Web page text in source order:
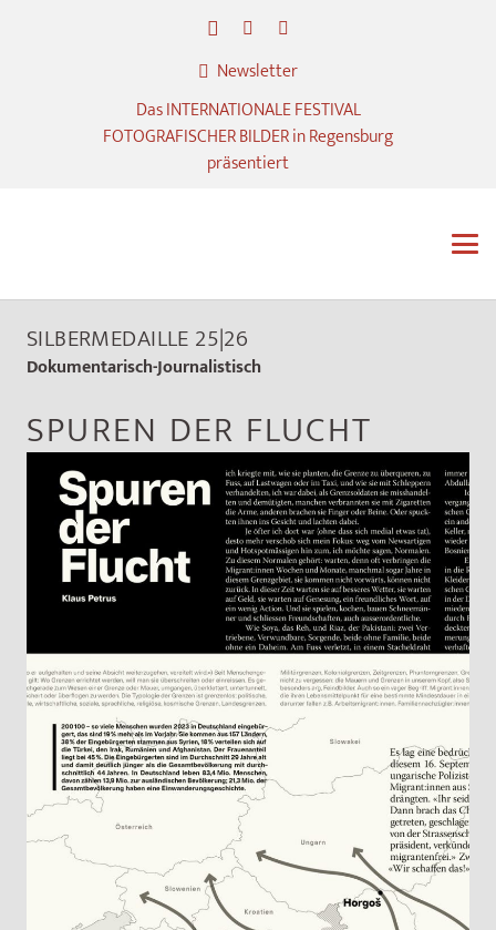
Newsletter
Das INTERNATIONALE FESTIVAL
FOTOGRAFISCHER BILDER in Regensburg
präsentiert
SILBERMEDAILLE 25|26
Dokumentarisch-Journalistisch
SPUREN DER FLUCHT